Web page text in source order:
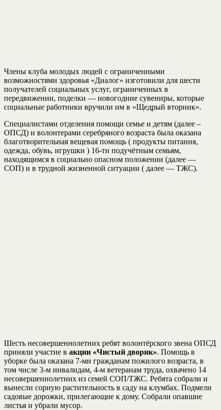
Члены клуба молодых людей с ограниченными
возможностями здоровья «Диалог» изготовили для шести
получателей социальных услуг, ограниченных в
передвижении, поделки — новогодние сувениры, которые
социальные работники вручили им в «Щедрый вторник».
Специалистами отделения помощи семье и детям (далее –
ОПСД) и волонтерами серебряного возраста была оказана
благотворительная вещевая помощь ( продукты питания,
одежда, обувь, игрушки ) 16-ти подучётным семьям,
находящимся в социально опасном положении (далее —
СОП) и в трудной жизненной ситуации ( далее — ТЖС).
Шесть несовершеннолетних ребят волонтёрского звена ОПСД
приняли участие в акции «Чистый дворик». Помощь в
уборке была оказана 7-ми гражданам пожилого возраста, в
том числе 3-м инвалидам, 4-м ветеранам труда, охвачено 14
несовершеннолетних из семей СОП/ТЖС. Ребята собрали и
вынесли сорную растительность в саду на клумбах. Подмели
садовые дорожки, прилегающие к дому. Собрали опавшие
листья и убрали мусор.